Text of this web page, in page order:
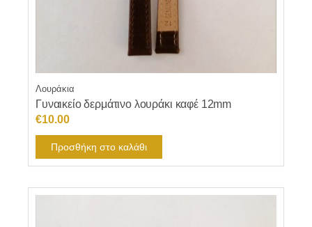
Λουράκια
Γυναικείο δερμάτινο λουράκι καφέ 12mm
€10.00
Προσθήκη στο καλάθι